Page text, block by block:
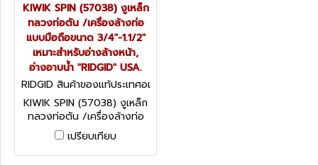
KIWIK SPIN (57038) งูเหล็ก
ทลวงท่อตัน /เครื่องล้างท่อ
แบบมือถือขนาด 3/4"-1.1/2"
เหมาะสำหรับอ่างล้างหน้า,
อ่างอาบน้ำ "RIDGID" USA.
RIDGID สินค้าของแท้ประเทศอเ
มริกา KWIK SPIN
KIWIK SPIN (57038) งูเหล็ก
ทลวงท่อตัน /เครื่องล้างท่อ
แบบมือถือขนาด 3/4"-1.1/2"
เหมาะสำหรับอ่างล้างหน้า,
อ่างอาบน้ำ "RIDGID" USA.
เปรียบเทียบ